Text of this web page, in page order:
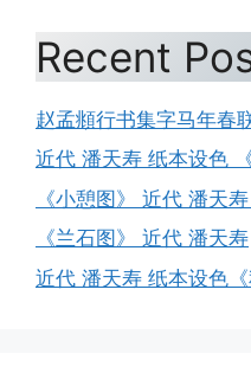
Recent
赵孟頫行书集字马年春
近代 潘天寿 纸本设色
《小憩图》 近代 潘天
《兰石图》 近代 潘天寿
近代 潘天寿 纸本设色《